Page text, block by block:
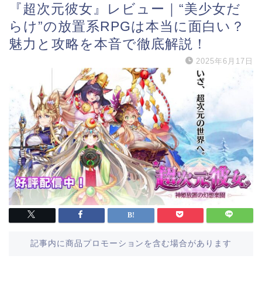
『超次元彼女』レビュー｜“美少女だ
らけ”の放置系RPGは本当に面白い？
魅力と攻略を本音で徹底解説！
2025年6月17日
記事内に商品プロモーションを含む場合があります